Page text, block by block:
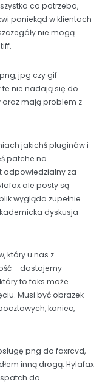
co potrzeba,
poniekąd w klientach
nie mogą
jpg czy gif
nie nadają się do
mają problem z
jakichś pluginów i
patche na
za
ale posty są
wygląda zupełnie
dyskusja
który u nas z
– dostajemy
to faks może
Musi być obrazek
koniec,
png do faxrcvd,
inną drogą. Hylafax
do